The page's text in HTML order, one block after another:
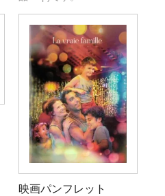
映画パンフレット